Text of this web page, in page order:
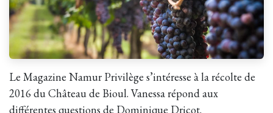
Le Magazine Namur Privilège s’intéresse à la récolte de
2016 du Château de Bioul. Vanessa répond aux
différentes questions de Dominique Dricot.